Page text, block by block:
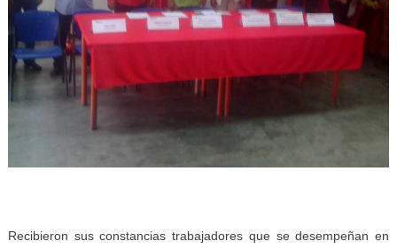
Recibieron sus constancias trabajadores que se desempeñan en